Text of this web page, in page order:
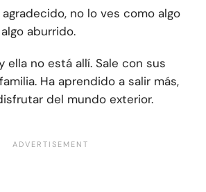
no lo ves como algo
aburrido.
ella no está allí. Sale con sus
Ha aprendido a salir más,
del mundo exterior.